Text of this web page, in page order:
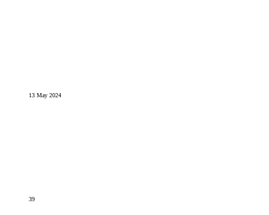
13 May 2024
39